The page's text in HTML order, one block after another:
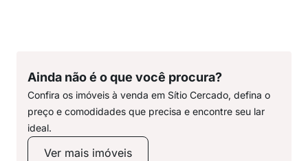
Ainda não é o que você procura?
Confira os imóveis à venda em Sítio Cercado, defina o
preço e comodidades que precisa e encontre seu lar
ideal.
Ver mais imóveis